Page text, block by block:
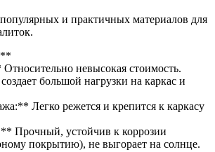
и практичных материалов для
невысокая стоимость.
большой нагрузки на каркас и
Легко режется и крепится к каркасу
Прочный, устойчив к коррозии
покрытию), не выгорает на солнце.